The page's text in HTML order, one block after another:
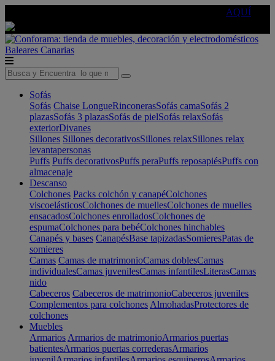
AQUÍ
Baleares Canarias
Sofás
Sofás Chaise LongueRinconerasSofás camaSofás 2
plazasSofás 3 plazasSofás de pielSofás relaxSofás
exteriorDivanes
Sillones Sillones decorativosSillones relaxSillones relax
levantapersonas
Puffs Puffs decorativosPuffs peraPuffs reposapiésPuffs con
almacenaje
Descanso
Colchones Packs colchón y canapéColchones
viscoelásticosColchones de muellesColchones de muelles
ensacadosColchones enrolladosColchones de
espumaColchones para bebéColchones hinchables
Canapés y bases CanapésBase tapizadasSomieresPatas de
somieres
Camas Camas de matrimonioCamas doblesCamas
individualesCamas juvenilesCamas infantilesLiterasCamas
nido
Cabeceros Cabeceros de matrimonioCabeceros juveniles
Complementos para colchones AlmohadasProtectores de
colchones
Muebles
Armarios Armarios de matrimonioArmarios puertas
batientesArmarios puertas correderasArmarios